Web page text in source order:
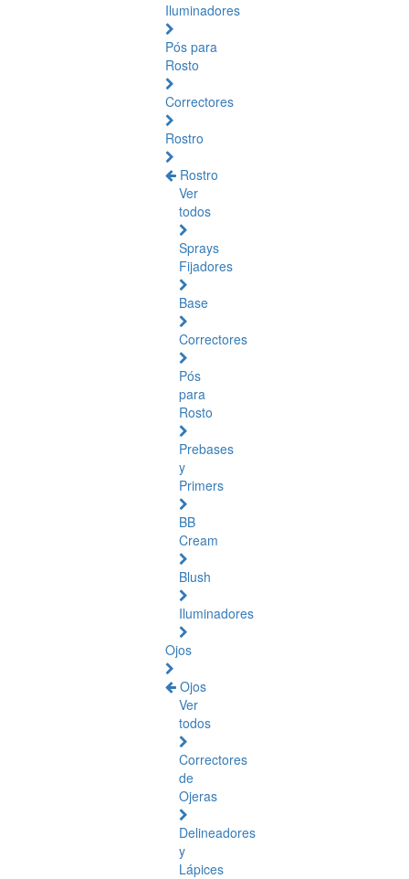
Iluminadores
Pós para
Rosto
Correctores
Rostro
Rostro
Ver
todos
Sprays
Fijadores
Base
Correctores
Pós
para
Rosto
Prebases
y
Primers
BB
Cream
Blush
Iluminadores
Ojos
Ojos
Ver
todos
Correctores
de
Ojeras
Delineadores
y
Lápices